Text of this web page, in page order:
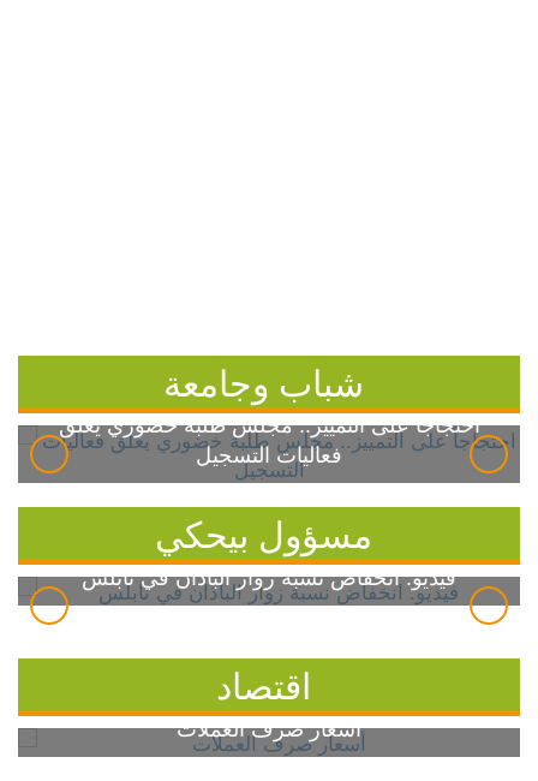
شباب وجامعة
احتجاجاً على التمييز.. مجلس طلبة خضوري يعلق
فعاليات التسجيل
مسؤول بيحكي
فيديو: انخفاض نسبة زوار الباذان في نابلس
اقتصاد
أسعار صرف العملات